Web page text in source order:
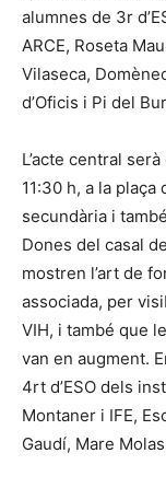
alumnes de 3r
ARCE, Roseta
Vilaseca,
d’Oficis i Pi del
L’acte central
11:30 h, a la
secundària i
Dones del casal
mostren l’art de
associada, per
VIH, i també que
van en augment.
4rt d’ESO dels
Montaner i IFE,
Gaudí, Mare